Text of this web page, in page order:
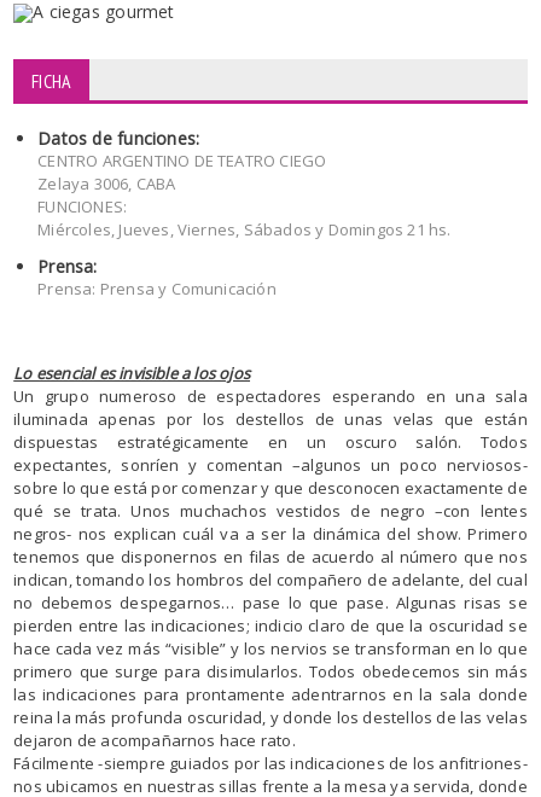
FICHA
Datos de funciones:
CENTRO ARGENTINO DE TEATRO CIEGO
Zelaya 3006, CABA
FUNCIONES:
Miércoles, Jueves, Viernes, Sábados y Domingos 21 hs.
Prensa:
Prensa: Prensa y Comunicación
Lo esencial es invisible a los ojos
Un grupo numeroso de espectadores esperando en una sala
iluminada apenas por los destellos de unas velas que están
dispuestas estratégicamente en un oscuro salón. Todos
expectantes, sonríen y comentan –algunos un poco nerviosos-
sobre lo que está por comenzar y que desconocen exactamente de
qué se trata. Unos muchachos vestidos de negro –con lentes
negros- nos explican cuál va a ser la dinámica del show. Primero
tenemos que disponernos en filas de acuerdo al número que nos
indican, tomando los hombros del compañero de adelante, del cual
no debemos despegarnos… pase lo que pase. Algunas risas se
pierden entre las indicaciones; indicio claro de que la oscuridad se
hace cada vez más “visible” y los nervios se transforman en lo que
primero que surge para disimularlos. Todos obedecemos sin más
las indicaciones para prontamente adentrarnos en la sala donde
reina la más profunda oscuridad, y donde los destellos de las velas
dejaron de acompañarnos hace rato.
Fácilmente -siempre guiados por las indicaciones de los anfitriones-
nos ubicamos en nuestras sillas frente a la mesa ya servida, donde